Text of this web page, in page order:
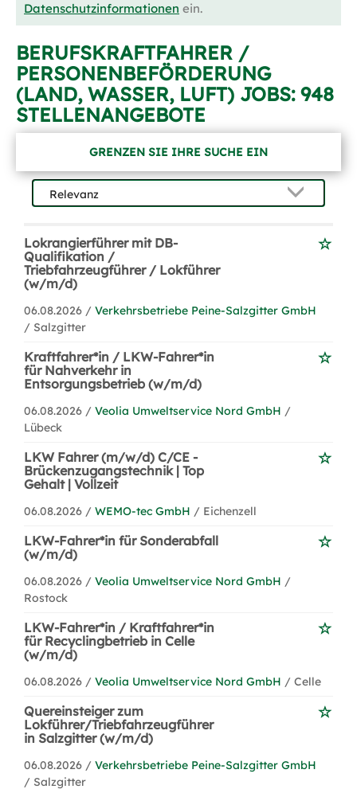
Datenschutzinformationen ein.
BERUFSKRAFTFAHRER /
PERSONENBEFÖRDERUNG
(LAND, WASSER, LUFT) JOBS: 948
STELLENANGEBOTE
GRENZEN SIE IHRE SUCHE EIN
Lokrangierführer mit DB-
Qualifikation /
Triebfahrzeugführer / Lokführer
(w/m/d)
06.08.2026 / Verkehrsbetriebe Peine-Salzgitter GmbH
/ Salzgitter
Kraftfahrer*in / LKW-Fahrer*in
für Nahverkehr in
Entsorgungsbetrieb (w/m/d)
06.08.2026 / Veolia Umweltservice Nord GmbH /
Lübeck
LKW Fahrer (m/w/d) C/CE -
Brückenzugangstechnik | Top
Gehalt | Vollzeit
06.08.2026 / WEMO-tec GmbH / Eichenzell
LKW-Fahrer*in für Sonderabfall
(w/m/d)
06.08.2026 / Veolia Umweltservice Nord GmbH /
Rostock
LKW-Fahrer*in / Kraftfahrer*in
für Recyclingbetrieb in Celle
(w/m/d)
06.08.2026 / Veolia Umweltservice Nord GmbH / Celle
Quereinsteiger zum
Lokführer/Triebfahrzeugführer
in Salzgitter (w/m/d)
06.08.2026 / Verkehrsbetriebe Peine-Salzgitter GmbH
/ Salzgitter